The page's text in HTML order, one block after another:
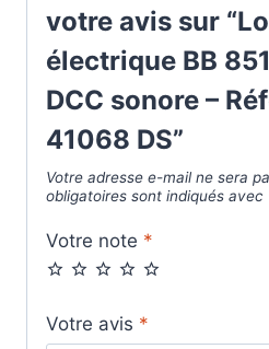
votre avis sur
électrique BB
DCC sonore –
41068 DS”
Votre adresse e-mail ne sera
obligatoires sont indiqués avec
Votre note *
Votre avis *